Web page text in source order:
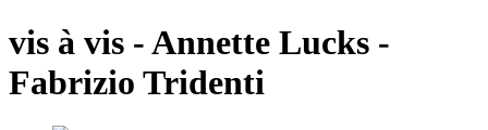
vis à vis - Annette Lucks -
Fabrizio Tridenti